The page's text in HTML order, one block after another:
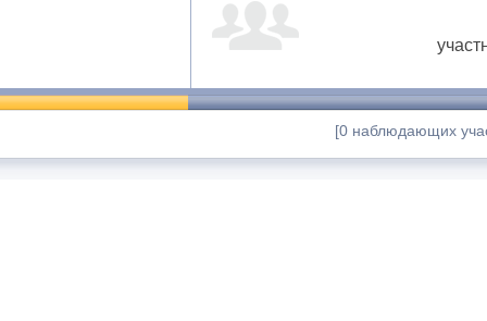
[0 наблюдающих